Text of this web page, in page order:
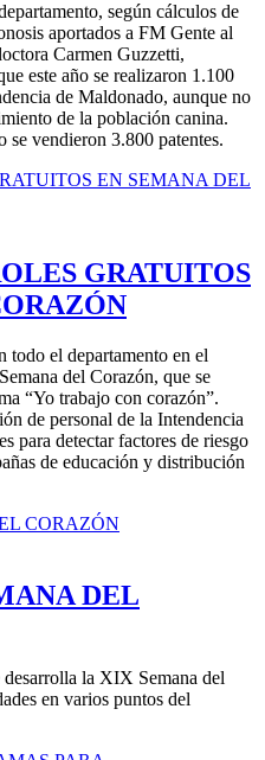
según cálculos de
aportados a FM Gente al
Carmen Guzzetti,
este año se realizaron 1.100
de Maldonado, aunque no
de la población canina.
se vendieron 3.800 patentes.
GRATUITOS
todo el departamento en el
del Corazón, que se
“Yo trabajo con corazón”.
de personal de la Intendencia
para detectar factores de riesgo
de educación y distribución
DEL
la XIX Semana del
en varios puntos del